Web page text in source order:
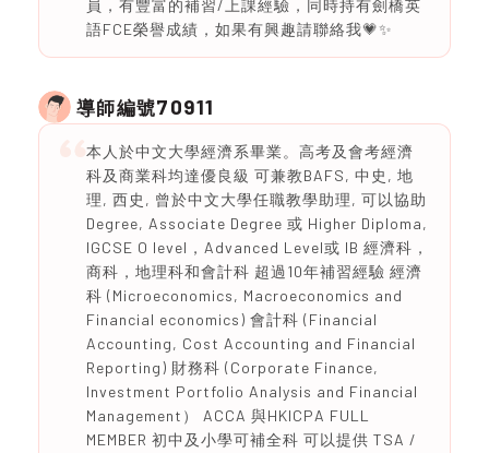
員，有豐富的補習/上課經驗，同時持有劍橋英
語FCE榮譽成績，如果有興趣請聯絡我💗✨
導師編號70911
本人於中文大學經濟系畢業。高考及會考經濟
科及商業科均達優良級 可兼教BAFS, 中史, 地
理, 西史, 曾於中文大學任職教學助理, 可以協助
Degree, Associate Degree 或 Higher Diploma,
IGCSE O level，Advanced Level或 IB 經濟科，
商科，地理科和會計科 超過10年補習經驗 經濟
科 (Microeconomics, Macroeconomics and
Financial economics) 會計科 (Financial
Accounting, Cost Accounting and Financial
Reporting) 財務科 (Corporate Finance,
Investment Portfolio Analysis and Financial
Management） ACCA 與HKICPA FULL
MEMBER 初中及小學可補全科 可以提供 TSA /